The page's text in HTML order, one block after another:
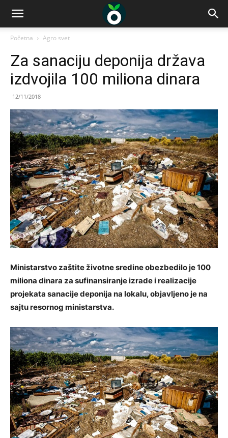
Početna Agro svet
Za sanaciju deponija država
izdvojila 100 miliona dinara
12/11/2018
Ministarstvo zaštite životne sredine obezbedilo je 100
miliona dinara za sufinansiranje izrade i realizacije
projekata sanacije deponija na lokalu, objavljeno je na
sajtu resornog ministarstva.